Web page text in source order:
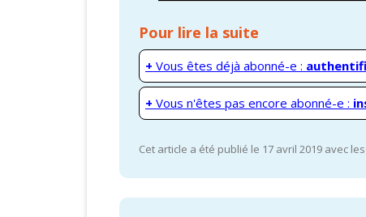
Pour lire la suite
+ Vous êtes déjà abonné-e :
+ Vous n'êtes pas encore abonné-e :
Cet article a été publié le 17 avril 2019 avec